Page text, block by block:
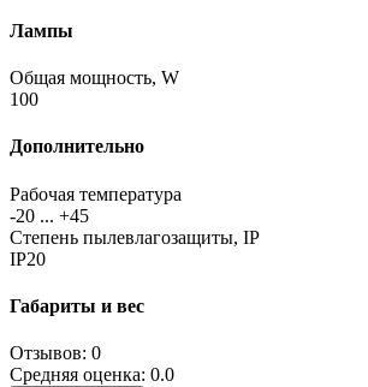
Лампы
Общая мощность, W
100
Дополнительно
Рабочая температура
-20 ... +45
Степень пылевлагозащиты, IP
IP20
Габариты и вес
Отзывов: 0
Средняя оценка: 0.0